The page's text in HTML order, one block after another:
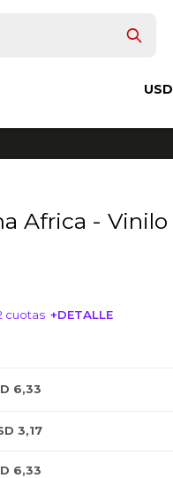
USD
Africa - Vinilo
cuotas +DETALLE
6,33
3,17
6,33